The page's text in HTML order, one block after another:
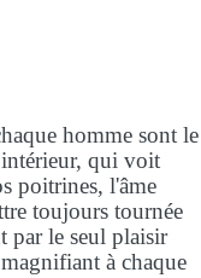
homme sont le
intérieur, qui voit
poitrines, l'âme
toujours tournée
par le seul plaisir
à chaque